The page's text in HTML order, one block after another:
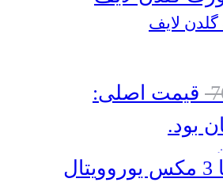
لایف
قیمت اصلی: